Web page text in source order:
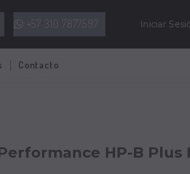
Iniciar
+57 310 7877597
Contacto
HP-B Plus